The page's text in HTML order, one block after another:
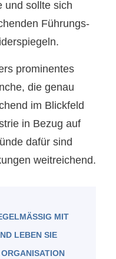
und sollte sich
Führungs-
prominentes
die genau
im Blickfeld
in Bezug auf
dafür sind
weitreichend.
MIT I
LEBEN SIE K
V